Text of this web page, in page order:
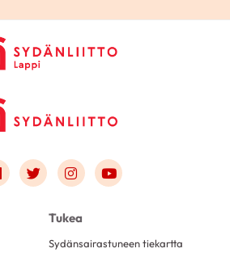
Link to facebook
Link to twitter
Link to instagram
Link to youtube
Tukea
Sydänsairastuneen tiekartta